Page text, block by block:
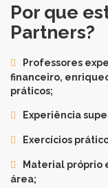
Por que
Partners?
Professores
financeiro,
práticos;
Experiência
Exercícios
Material próprio
área;